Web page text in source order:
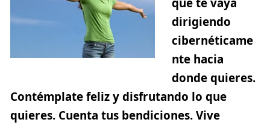
dirigiendo
cibernéticame
nte hacia
donde quieres.
Contémplate felizy disfrutando lo que
quieres. Cuenta tus bendiciones. Vive